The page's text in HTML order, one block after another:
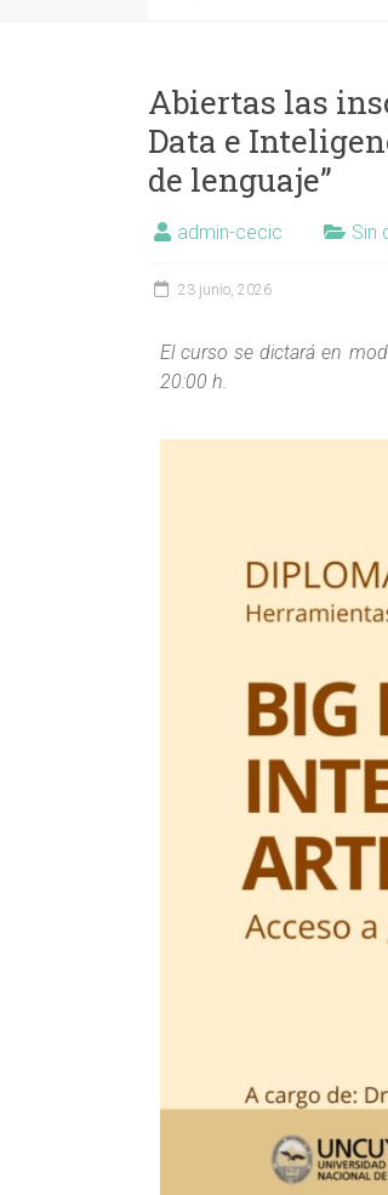
Abiertas las
Data e
de lenguaje”
admin-cecic Sin
23 junio, 2026
El curso se dictará en
20:00 h.